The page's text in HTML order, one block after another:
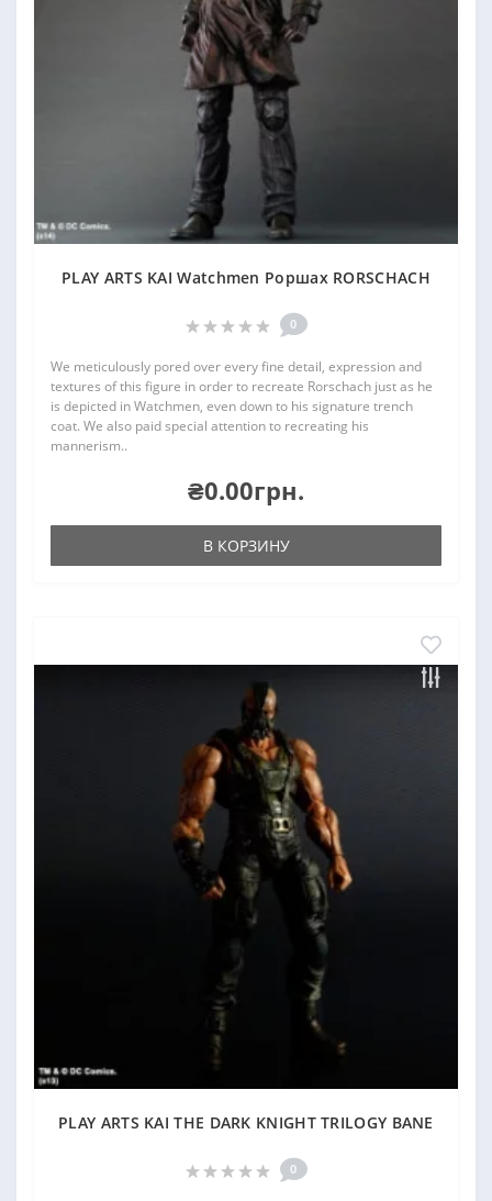
PLAY ARTS KAI Watchmen Роршах RORSCHACH
0
We meticulously pored over every fine detail, expression and
textures of this figure in order to recreate Rorschach just as he
is depicted in Watchmen, even down to his signature trench
coat. We also paid special attention to recreating his
mannerism..
₴0.00грн.
В КОРЗИНУ
PLAY ARTS KAI THE DARK KNIGHT TRILOGY BANE
0